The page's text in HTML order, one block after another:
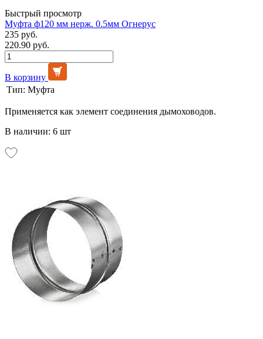
Быстрый просмотр
Муфта ф120 мм нерж. 0.5мм Огнерус
235 руб.
220.90 руб.
В корзину
Тип: Муфта
Применяется как элемент соединения дымоховодов.
В наличии: 6 шт